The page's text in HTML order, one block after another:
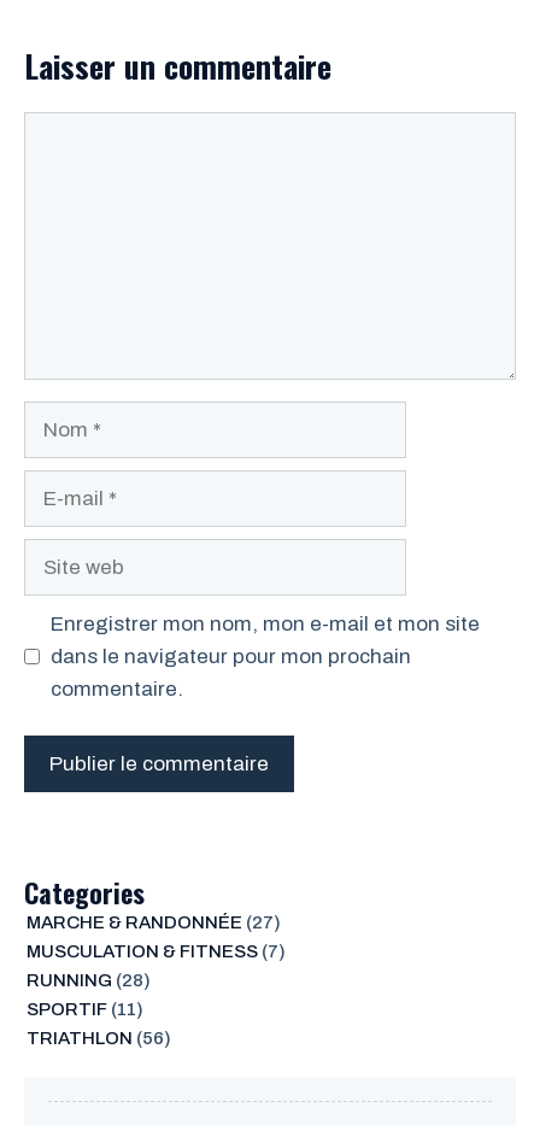
Laisser un commentaire
Enregistrer mon nom, mon e-mail et mon site
dans le navigateur pour mon prochain
commentaire.
Categories
MARCHE & RANDONNÉE (27)
MUSCULATION & FITNESS(7)
RUNNING (28)
SPORTIF(11)
TRIATHLON (56)